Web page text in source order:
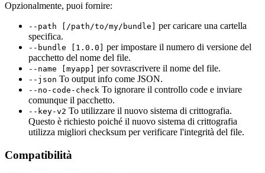
Opzionalmente, puoi fornire:
--path [/path/to/my/bundle]
per caricare una cartella
specifica.
--bundle [1.0.0]
per impostare il numero di versione del
pacchetto del nome del file.
--name [myapp] per sovrascrivere il nome del file.
--json To output info come JSON.
--no-code-check To ignorare il controllo code e inviare
comunque il pacchetto.
--key-v2 To utilizzare il nuovo sistema di crittografia.
Questo è richiesto poiché il nuovo sistema di crittografia
utilizza migliori checksum per verificare l'integrità del file.
Compatibilità